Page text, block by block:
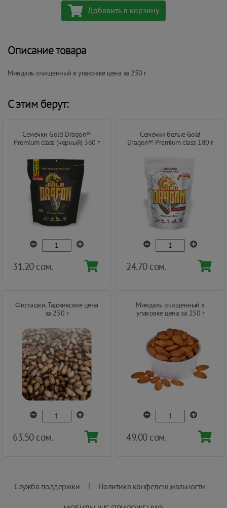
Добавить в корзину
Описание товара
Миндаль очищенный в упаковке цена за 250 г
С этим берут:
Семечки Gold Dragon®
Premium class (черный) 360 г
31.20 сом.
Семечки белые Gold
Dragon® Premium class 180 г
24.70 сом.
Фисташки, Таджикские цена
за 250 г
63.50 сом.
Миндаль очищенный в
упаковке цена за 250 г
49.00 сом.
Служба поддержки | Политика конфеденциальности